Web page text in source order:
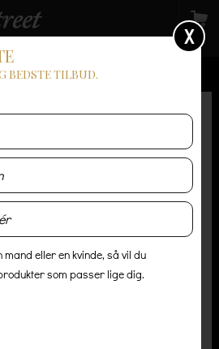
/ PATAGONIA BETTER SWEATER
X
BEDSTE TILBUD.
eller en kvinde, så vil du
som passer lige dig.